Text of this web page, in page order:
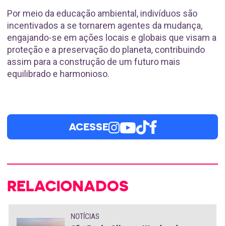
Por meio da educação ambiental, indivíduos são
incentivados a se tornarem agentes da mudança,
engajando-se em ações locais e globais que visam a
proteção e a preservação do planeta, contribuindo
assim para a construção de um futuro mais
equilibrado e harmonioso.
ACESSE
RELACIONADOS
NOTÍCIAS